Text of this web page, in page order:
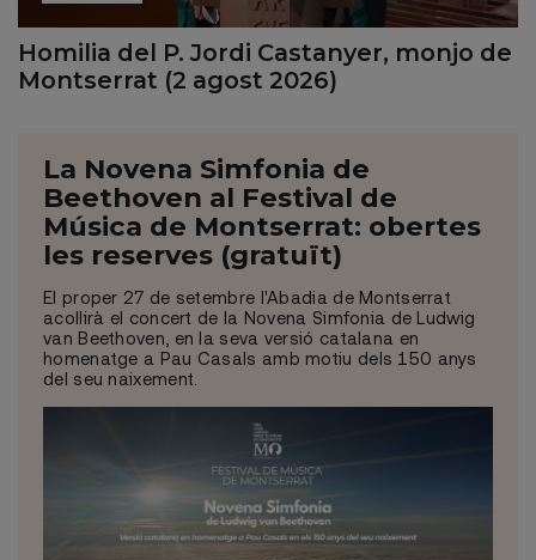
Homilia del P. Jordi Castanyer, monjo de
Montserrat (2 agost 2026)
La Novena Simfonia de
Beethoven al Festival de
Música de Montserrat: obertes
les reserves (gratuït)
El proper 27 de setembre l'Abadia de Montserrat
acollirà el concert de la Novena Simfonia de Ludwig
van Beethoven, en la seva versió catalana en
homenatge a Pau Casals amb motiu dels 150 anys
del seu naixement.